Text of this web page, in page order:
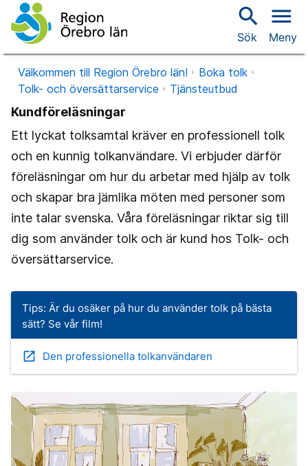
search
Sök
menu
Meny
Välkommen till Region Örebro län!
Boka tolk
Tolk- och översättarservice
Tjänsteutbud
Kundföreläsningar
Ett lyckat tolksamtal kräver en professionell tolk
och en kunnig tolkanvändare. Vi erbjuder därför
föreläsningar om hur du arbetar med hjälp av tolk
och skapar bra jämlika möten med personer som
inte talar svenska. Våra föreläsningar riktar sig till
dig som använder tolk och är kund hos Tolk- och
översättarservice.
Tips: Är du osäker på hur du använder tolk på bästa
sätt? Se vår film!
open_in_new Den professionella tolkanvändaren